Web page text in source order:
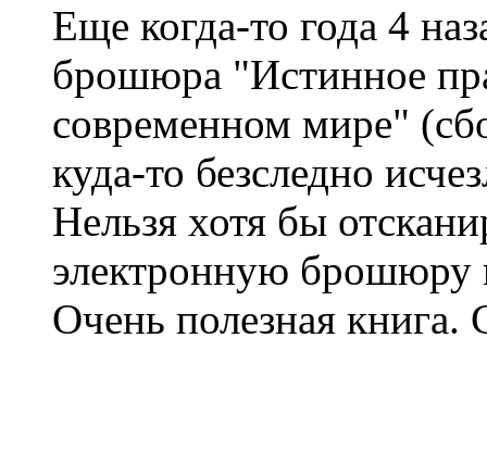
Еще когда-то года 4
брошюра "Истинное
современном мире"
куда-то безследно
Нельзя хотя бы
электронную брошюру
Очень полезная книга.